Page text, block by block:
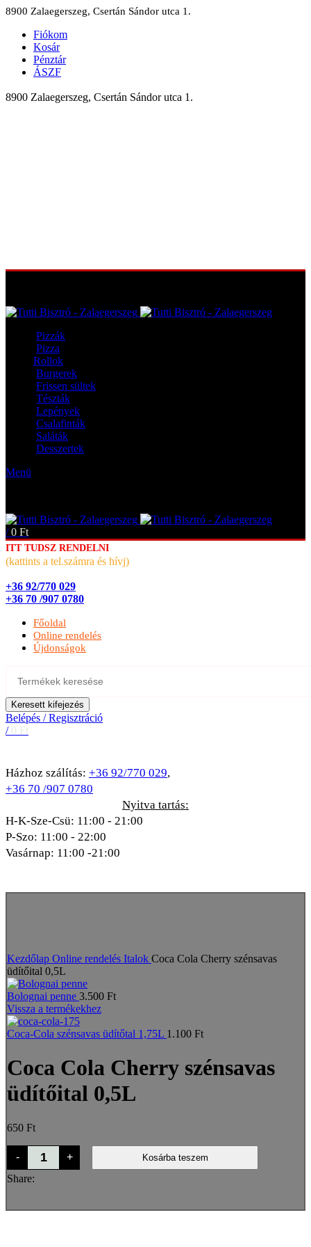
8900 Zalaegerszeg, Csertán Sándor utca 1.
Fiókom
Kosár
Pénztár
ÁSZF
8900 Zalaegerszeg, Csertán Sándor utca 1.
Pizzák
Pizza
Rollok
Burgerek
Frissen sültek
Tészták
Lepények
Csalafinták
Saláták
Desszertek
Menü
/ 0 Ft
ITT TUDSZ RENDELNI
(kattints a tel.számra és hívj)
+36 92/770 029
+36 70 /907 0780
Főoldal
Online rendelés
Újdonságok
Keresett kifejezés
Belépés / Regisztráció
/ 0 Ft
Házhoz szálítás: +36 92/770 029,
+36 70 /907 0780
Nyitva tartás:
H-K-Sze-Csü: 11:00 - 21:00
P-Szo: 11:00 - 22:00
Vasárnap: 11:00 -21:00
Kezdőlap Online rendelés Italok Coca Cola Cherry szénsavas
üdítőital 0,5L
Bolognai penne 3.500 Ft
Vissza a termékekhez
Coca-Cola szénsavas üdítőtal 1,75L 1.100 Ft
Coca Cola Cherry szénsavas
üdítőital 0,5L
650 Ft
-
Coca
Cola
Cherry
szénsavas
+ Kosárba teszem
Share: